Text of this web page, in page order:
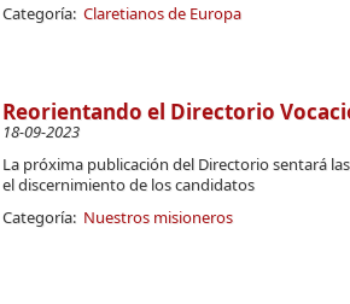
Categoría: Claretianos de Europa
Reorientando el Directorio
18-09-2023
La próxima publicación del Directorio sentará
el discernimiento de los candidatos
Categoría: Nuestros misioneros